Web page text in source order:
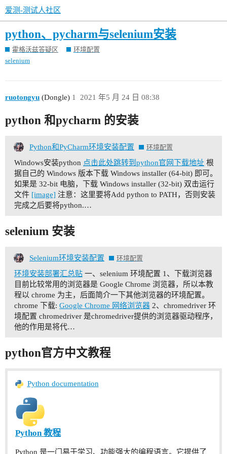
爱测-测试人社区
python、pycharm与selenium安装
霍格沃兹答疑区
环境配置
selenium
ruotongyu (Dongle) 2021 年5 月 24 日 08:38
1
python 和pycharm 的安装
Python和PyCharm环境安装配置 环境配置
Windows安装python 点击此处跳转到python官网下载地址 根
据自己的 Windows 版本下载 Windows installer (64-bit) 即可。
如果是 32-bit 电脑，下载 Windows installer (32-bit) 双击运行
文件 [image] 注意：这里要将Add python to PATH，否则安装
完成之后要将python.…
selenium 安装
Selenium环境安装配置 环境配置
环境安装部署汇总贴 一、selenium 环境配置 1、下载浏览器
目前比较常用的浏览器是 Google Chrome 浏览器，所以本教
程以 chrome 为主，后面简介一下其他浏览器的环境配置。
chrome 下载: Google Chrome 网络浏览器 2、chromedriver 环
境配置 chromedriver 是chromedriver提供的浏览器驱动程序，
他的作用是将代…
python官方中文教程
Python documentation
Python 教程
Python 是一门易于学习、功能强大的编程语言。它提供了